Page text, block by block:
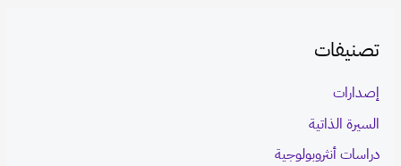
تصنيفات
إصدارات
السيرة الذاتية
دراسات أنثروبولوجية